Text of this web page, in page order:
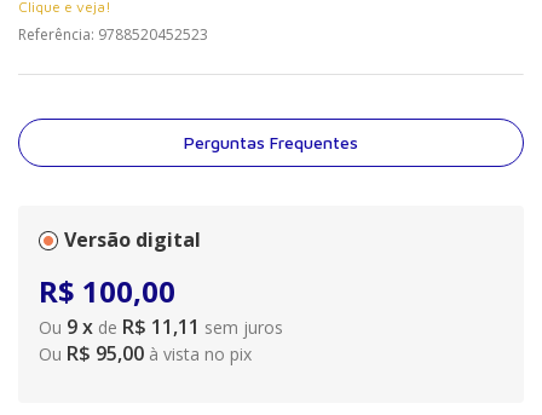
Clique e veja!
Referência: 9788520452523
Perguntas Frequentes
Versão digital
R$ 100,00
Ou 9x de R$ 11,11 sem juros
Ou R$ 95,00 à vista no pix